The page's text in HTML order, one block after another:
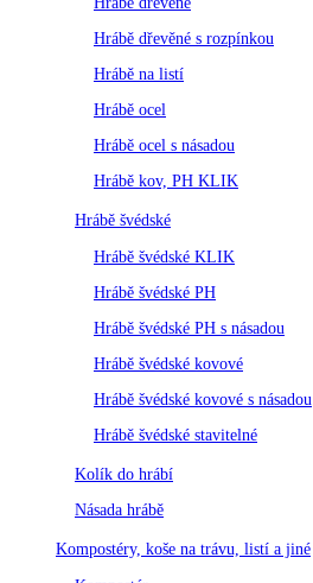
Hrábě dřevěné s rozpínkou
Hrábě na listí
Hrábě ocel
Hrábě ocel s násadou
Hrábě kov, PH KLIK
Hrábě švédské
Hrábě švédské KLIK
Hrábě švédské PH
Hrábě švédské PH s násadou
Hrábě švédské kovové
Hrábě švédské kovové s násadou
Hrábě švédské stavitelné
Kolík do hrábí
Násada hrábě
Kompostéry, koše na trávu, listí a jiné